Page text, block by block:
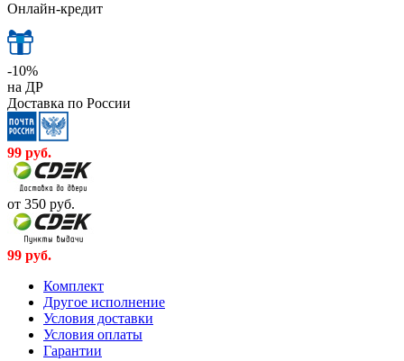
Онлайн-кредит
-10%
на ДР
Доставка по России
99 руб.
от 350 руб.
99 руб.
Комплект
Другое исполнение
Условия доставки
Условия оплаты
Гарантии